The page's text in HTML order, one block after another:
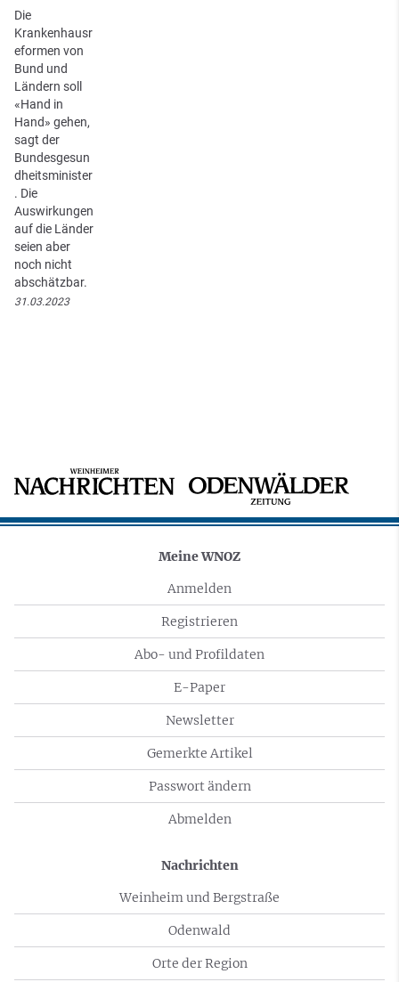
Die
Krankenhausr
eformen von
Bund und
Ländern soll
«Hand in
Hand» gehen,
sagt der
Bundesgesun
dheitsminister
. Die
Auswirkungen
auf die Länder
seien aber
noch nicht
abschätzbar.
31.03.2023
Meine WNOZ
Anmelden
Registrieren
Abo- und Profildaten
E-Paper
Newsletter
Gemerkte Artikel
Passwort ändern
Abmelden
Nachrichten
Weinheim und Bergstraße
Odenwald
Orte der Region